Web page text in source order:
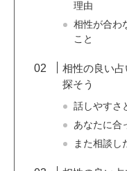
理由
相性が合わ
こと
相性の良い
探そう
話しやすさ
あなたに合
また相談し